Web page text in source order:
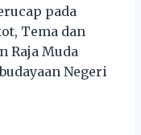
pada
Tema dan
Raja Muda
Negeri